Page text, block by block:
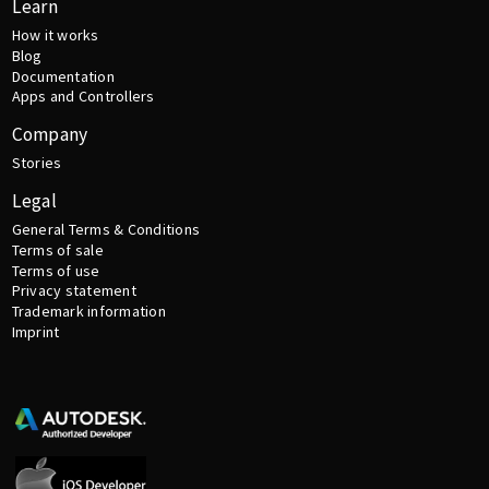
Learn
How it works
Blog
Documentation
Apps and Controllers
Company
Stories
Legal
General Terms & Conditions
Terms of sale
Terms of use
Privacy statement
Trademark information
Imprint